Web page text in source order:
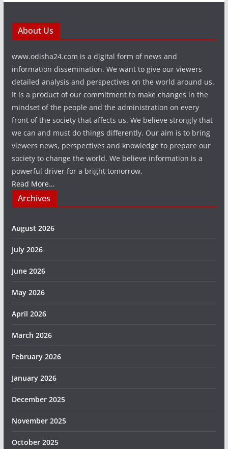
About Us
www.odisha24.com is a digital form of news and
information dissemination. We want to give our viewers
detailed analysis and perspectives on the world around us.
It is a product of our commitment to make changes in the
mindset of the people and the administration on every
front of the society that affects us. We believe strongly that
we can and must do things differently. Our aim is to bring
viewers news, perspectives and knowledge to prepare our
society to change the world. We believe information is a
powerful driver for a bright tomorrow.
Read More...
Archives
August 2026
July 2026
June 2026
May 2026
April 2026
March 2026
February 2026
January 2026
December 2025
November 2025
October 2025